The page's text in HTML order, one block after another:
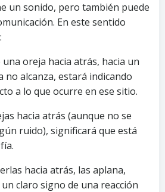
un sonido, pero también puede
En este sentido
una oreja hacia atrás, hacia un
no alcanza, estará indicando
a lo que ocurre en ese sitio.
hacia atrás (aunque no se
ruido), significará que está
hacia atrás, las aplana,
un claro signo de una reacción